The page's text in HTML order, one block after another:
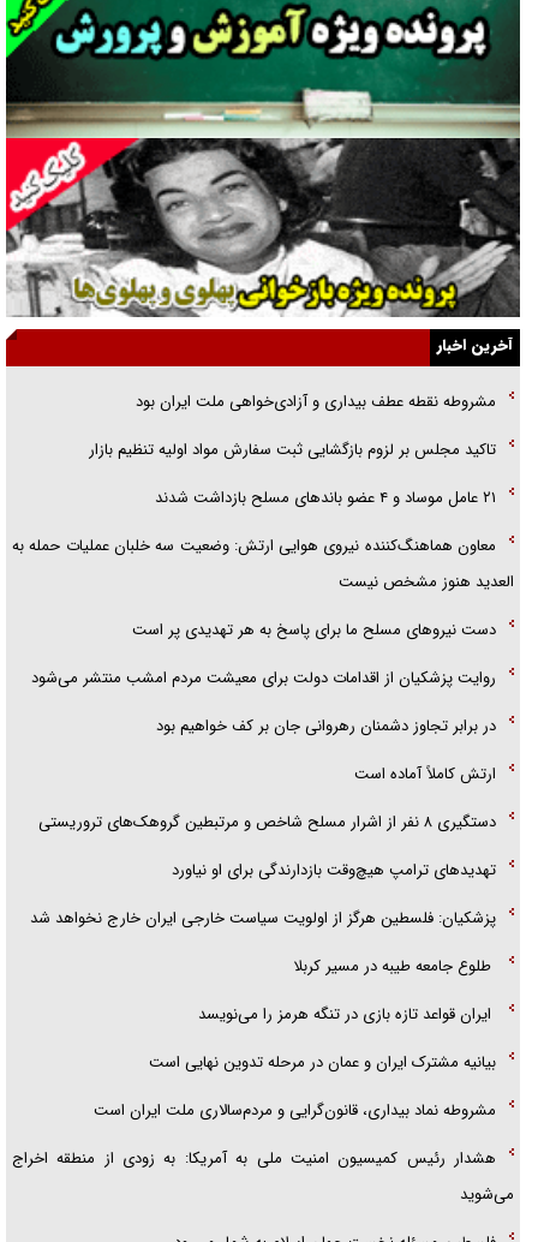
فوتبال و آن «بالا»!
راهبرد غافلگیری با نسل جدید پهپاد‌ها
جنجال پزشکان تقلبی در صنعت زیبایی
یهودی‌ها در ادبیات داستانی اروپا؛ از شکسپیر تا دیکنز
گفت‌وگو با خواهر یکی از شهدای جنگ رمضان/ خواهرم فرمانده جهادی و
اهل خدمت بی‌منت بود
جزئیات شکنجه‌هایم فراتر از آن است که در بیان بگنجد!
گزارش «جوان» از قوانین سخت‌گیرانه ۶ قاره در برابر یورش به پاسگاه‌های
آخرین اخبار
مشروطه نقطه عطف بیداری و آزادی‌خواهی ملت ایران بود
تاکید مجلس بر لزوم بازگشایی ثبت سفارش مواد اولیه تنظیم بازار
۲۱ عامل موساد و ۴ عضو باند‌های مسلح بازداشت شدند
معاون هماهنگ‌کننده نیروی هوایی ارتش: وضعیت سه خلبان عملیات حمله به
العدید هنوز مشخص نیست
دست نیرو‌های مسلح ما برای پاسخ به هر تهدیدی پر است
روایت پزشکیان از اقدامات دولت برای معیشت مردم امشب منتشر می‌شود
در برابر تجاوز دشمنان رهروانی جان بر کف خواهیم بود
ارتش کاملاً آماده است
دستگیری ۸ نفر از اشرار مسلح شاخص و مرتبطین گروهک‌های تروریستی
تهدید‌های ترامپ هیچ‌وقت بازدارندگی برای او نیاورد
پزشکیان: فلسطین هرگز از اولویت سیاست خارجی ایران خارج نخواهد شد
طلوع جامعه طیبه در مسیر کربلا
ایران قواعد تازه بازی در تنگه هرمز را می‌نویسد
بیانیه مشترک ایران و عمان در مرحله تدوین نهایی است
مشروطه نماد بیداری، قانون‌گرایی و مردم‌سالاری ملت ایران است
هشدار رئیس کمیسیون امنیت ملی به آمریکا: به زودی از منطقه اخراج
می‌شوید